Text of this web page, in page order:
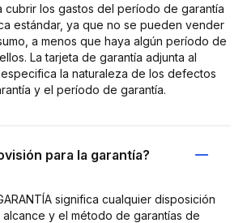
cubrir los gastos del período de garantía
estándar, ya que no se pueden vender
a menos que haya algún período de
La tarjeta de garantía adjunta al
la naturaleza de los defectos
y el período de garantía.
para la garantía?
significa cualquier disposición
y el método de garantías de